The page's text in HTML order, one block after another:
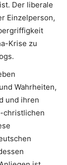
Der liberale
Einzelperson,
Krise zu
Wahrheiten,
und ihren
christlichen